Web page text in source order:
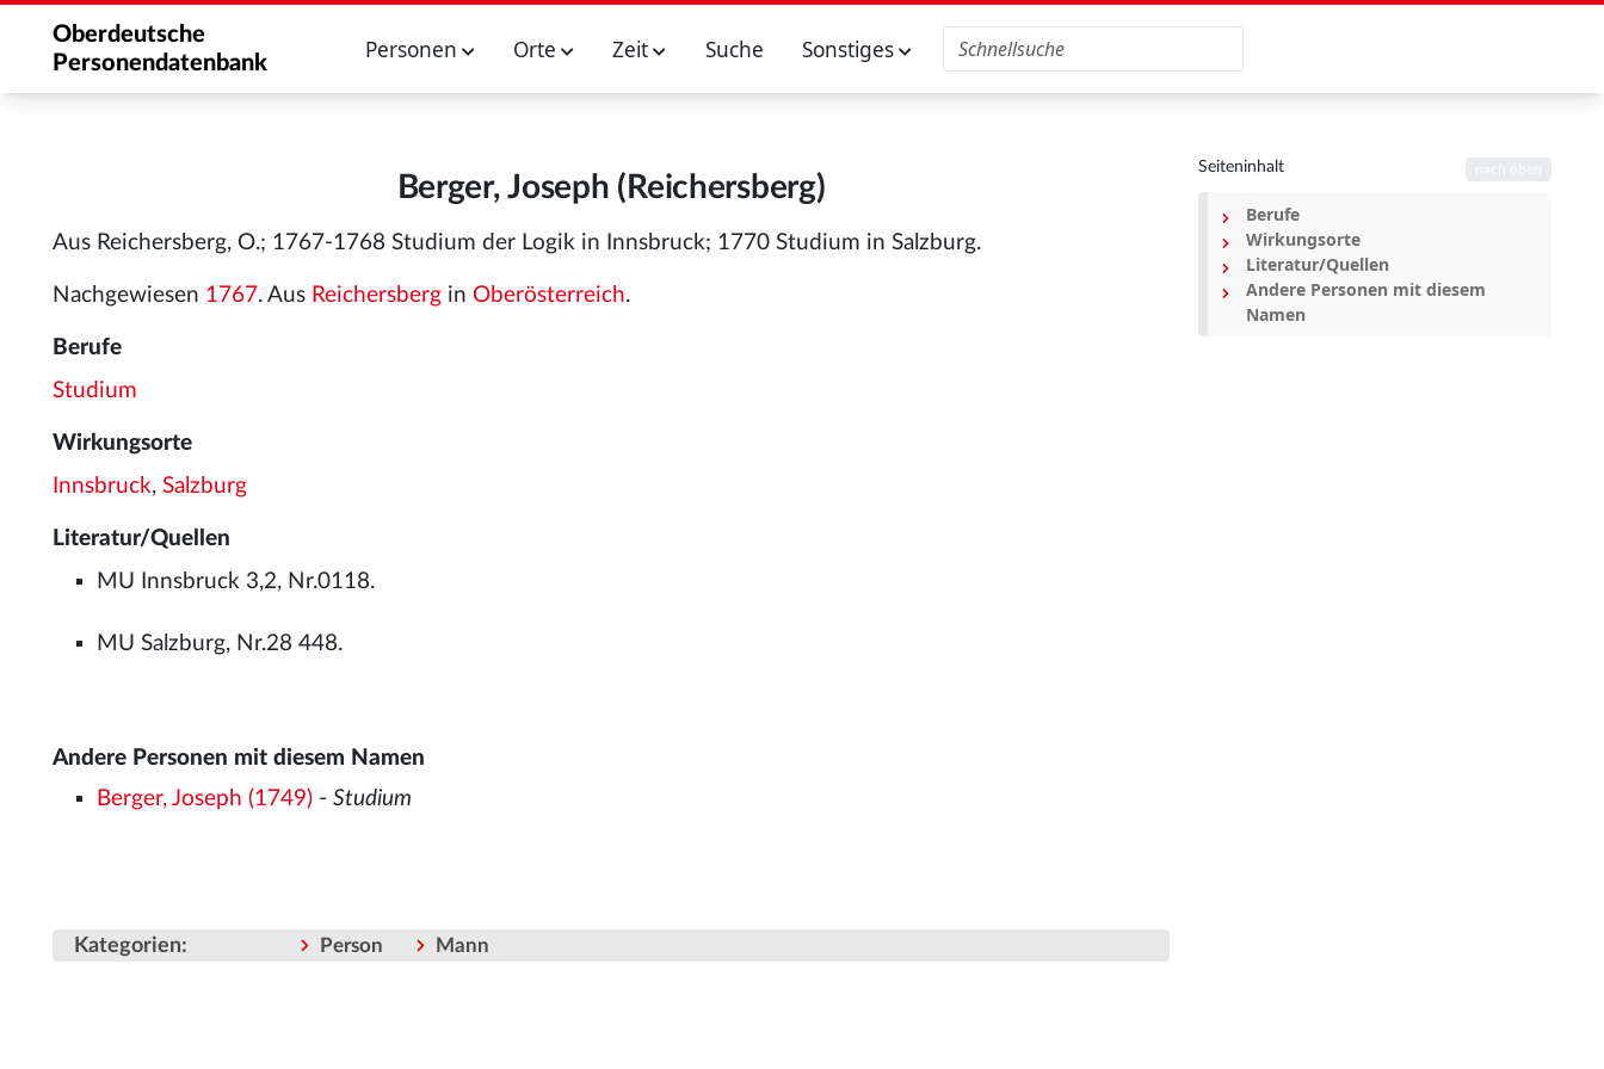
Oberdeutsche
Personendatenbank
Personen Orte Zeit Suche Sonstiges
Berger, Joseph (Reichersberg)
Aus Reichersberg, O.; 1767-1768 Studium der Logik in Innsbruck; 1770 Studium in Salzburg.
Nachgewiesen 1767. Aus Reichersberg in Oberösterreich.
Berufe
Studium
Wirkungsorte
Innsbruck, Salzburg
Literatur/Quellen
MU Innsbruck 3,2, Nr.0118.
MU Salzburg, Nr.28 448.
Andere Personen mit diesem Namen
Berger, Joseph (1749) -Studium
Kategorien: Person Mann
Seiteninhalt
Berufe
Wirkungsorte
Literatur/Quellen
Andere Personen mit diesem
Namen